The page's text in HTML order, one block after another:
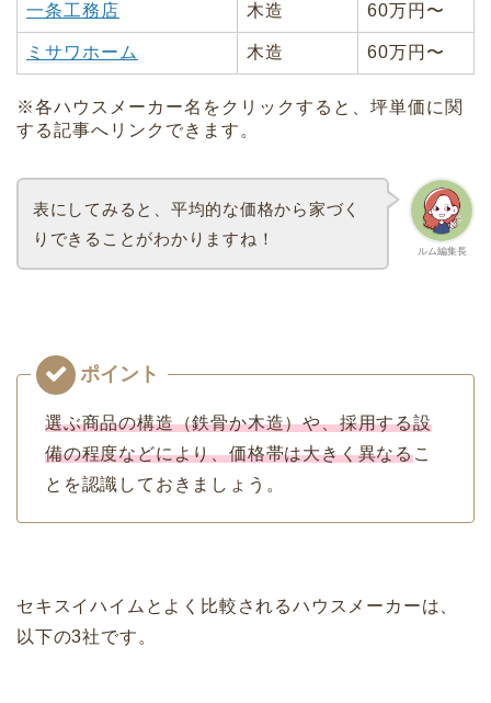
一条工務店 木造 60万円〜
ミサワホーム 木造 60万円〜
※各ハウスメーカー名をクリックすると、坪単価に関
する記事へリンクできます。
ルム編集長
表にしてみると、平均的な価格から家づく
りできることがわかりますね！
選ぶ商品の構造（鉄骨か木造）や、採用する設
備の程度などにより、価格帯は大きく異なるこ
とを認識しておきましょう。
セキスイハイムとよく比較されるハウスメーカーは、
以下の3社です。